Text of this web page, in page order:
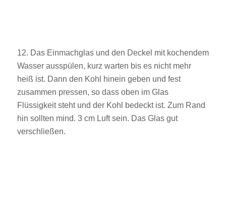
12. Das Einmachglas und den Deckel mit kochendem
Wasser ausspülen, kurz warten bis es nicht mehr
heiß ist. Dann den Kohl hinein geben und fest
zusammen pressen, so dass oben im Glas
Flüssigkeit steht und der Kohl bedeckt ist. Zum Rand
hin sollten mind. 3 cm Luft sein. Das Glas gut
verschließen.